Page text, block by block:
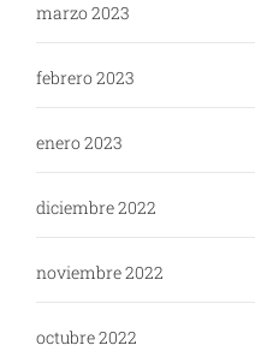
marzo 2023
febrero 2023
enero 2023
diciembre 2022
noviembre 2022
octubre 2022